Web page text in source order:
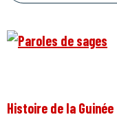
Histoire de la Guinée